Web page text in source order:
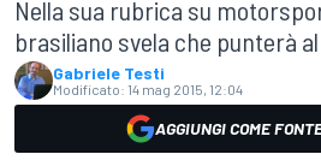
Nella sua rubrica su
brasiliano svela che punterà
Gabriele Testi
Modificato: 14 mag 2015, 12:04
AGGIUNGI COME